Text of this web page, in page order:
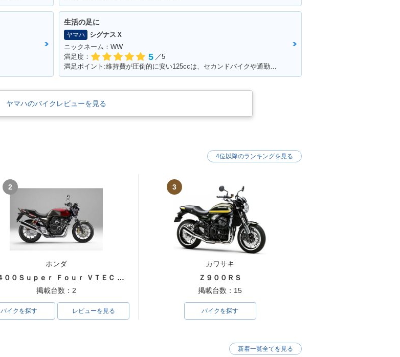
生活の足に
ヤマハ
シグナスＸ
ニックネーム：WW
満足度：
5 ／5
満足ポイント:維持費が圧倒的に安い125ccは、セカンドバイクや通勤用としてオススメ。125ccスクーターの中でも、シグナスXの走行性能は力強く、普段の街乗りでは、力不足を感じる事はあまりない。 メットインも半ヘル2つなら余裕で入るので、収納性も抜群。
ヤマハのバイクレビューを見る
2
ホンダ
ＣＢ４００Ｓｕｐｅｒ Ｆｏｕｒ ＶＴＥＣ ＳＰＥＣ３
掲載台数：2
バイクを探す レビューを見る
3
カワサキ
Ｚ９００ＲＳ
掲載台数：15
バイクを探す
4位以降のランキングを見る
新着一覧全てを見る